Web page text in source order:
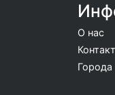
О нас
Города